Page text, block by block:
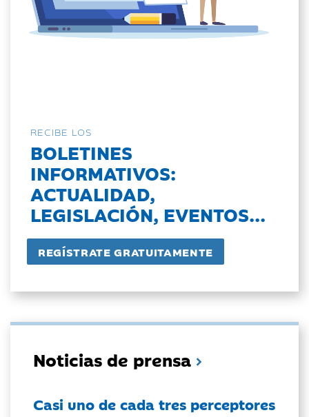
RECIBE LOS
BOLETINES
INFORMATIVOS:
ACTUALIDAD,
LEGISLACIÓN, EVENTOS...
Noticias de prensa
Casi uno de cada tres perceptores